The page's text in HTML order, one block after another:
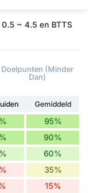
~ 4.5 en BTTS
Doelpunten (Minder
Dan)
Gemiddeld
95%
90%
60%
35%
15%